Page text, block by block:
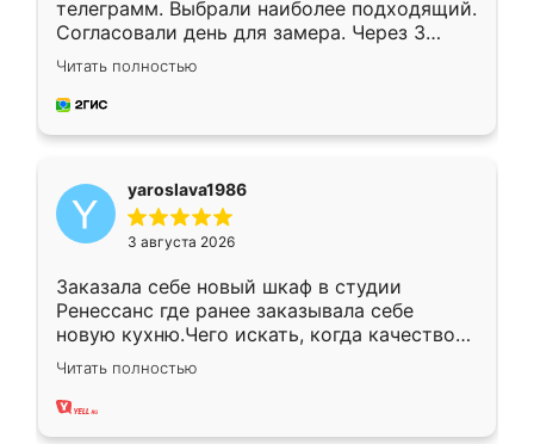
телеграмм. Выбрали наиболее подходящий.
Согласовали день для замера. Через 3
недели кухня была уже готова. Остались
довольны работой. Спасибо Ренессанс
мебель за качественную работу!
Читать полностью
yaroslava1986
3 августа 2026
Заказала себе новый шкаф в студии
Ренессанс где ранее заказывала себе
новую кухню.Чего искать, когда качеством
вполне довольна. Служит кухня уже почти
два года, нареканий нет.
Читать полностью